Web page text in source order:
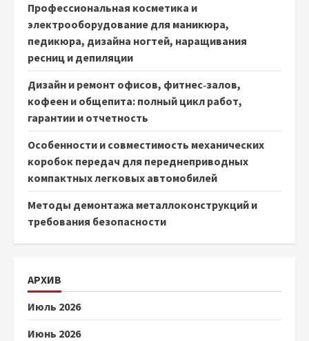
Профессиональная косметика и
электрооборудование для маникюра,
педикюра, дизайна ногтей, наращивания
ресниц и депиляции
Дизайн и ремонт офисов, фитнес‑залов,
кофеен и общепита: полный цикл работ,
гарантии и отчетность
Особенности и совместимость механических
коробок передач для переднеприводных
компактных легковых автомобилей
Методы демонтажа металлоконструкций и
требования безопасности
АРХИВ
Июль 2026
Июнь 2026